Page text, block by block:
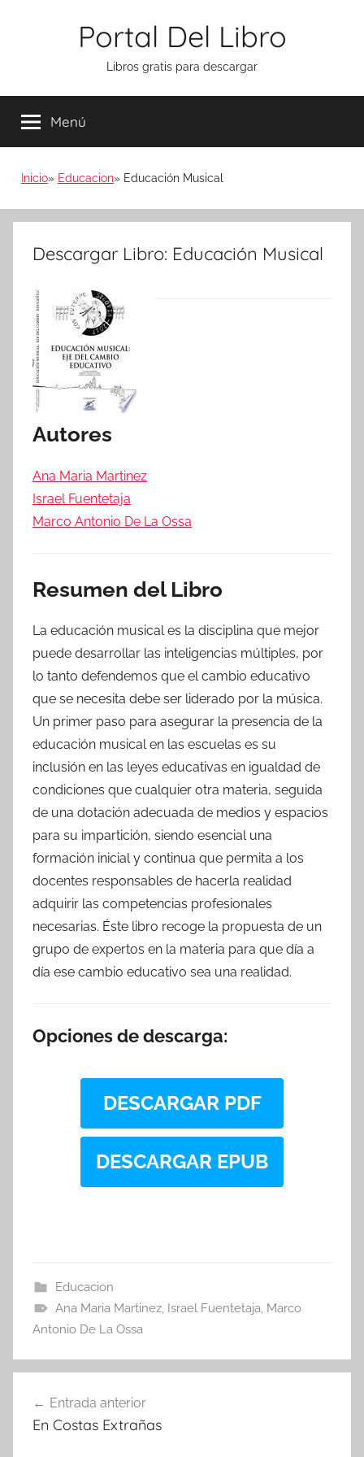
Portal Del Libro
Libros gratis para descargar
Menú
Inicio Educacion Educación Musical
Descargar Libro: Educación Musical
Autores
Ana Maria Martinez
Israel Fuentetaja
Marco Antonio De La Ossa
Resumen del Libro
La educación musical es la disciplina que mejor
puede desarrollar las inteligencias múltiples, por
lo tanto defendemos que el cambio educativo
que se necesita debe ser liderado por la música.
Un primer paso para asegurar la presencia de la
educación musical en las escuelas es su
inclusión en las leyes educativas en igualdad de
condiciones que cualquier otra materia, seguida
de una dotación adecuada de medios y espacios
para su impartición, siendo esencial una
formación inicial y continua que permita a los
docentes responsables de hacerla realidad
adquirir las competencias profesionales
necesarias. Éste libro recoge la propuesta de un
grupo de expertos en la materia para que día a
día ese cambio educativo sea una realidad.
Opciones de descarga:
DESCARGAR PDF
DESCARGAR EPUB
Educacion
Ana Maria Martinez, Israel Fuentetaja Marco
Antonio De La Ossa
de
Entrada anterior
En Costas Extrañas